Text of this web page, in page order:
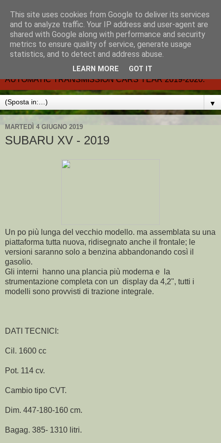
CARMATIC-®-All about
automatic cars.
Dal 2002- email.-marcvent@inwind.it.- NEW BOOK-
AUTOMATIC TRANSMISSION CARS YEAR 2019-2020.
▼
MARTEDÌ 4 GIUGNO 2019
SUBARU XV - 2019
Un po più lunga del vecchio modello. ma assemblata su una
piattaforma tutta nuova, ridisegnato anche il frontale; le
versioni saranno solo a benzina abbandonando così il
gasolio.
Gli interni hanno una plancia più moderna e la
strumentazione completa con un display da 4,2", tutti i
modelli sono provvisti di trazione integrale.
DATI TECNICI:
Cil. 1600 cc
Pot. 114 cv.
Cambio tipo CVT.
Dim. 447-180-160 cm.
Bagag. 385- 1310 litri.
This site uses cookies from Google to deliver its services
and to analyze traffic. Your IP address and user-agent are
shared with Google along with performance and security
metrics to ensure quality of service, generate usage
statistics, and to detect and address abuse.
LEARN MORE GOT IT